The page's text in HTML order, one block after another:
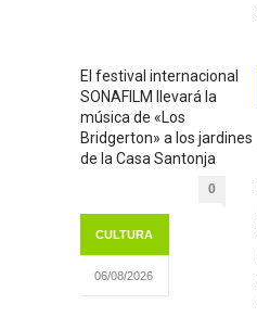
El festival internacional
SONAFILM llevará la
música de «Los
Bridgerton» a los jardines
de la Casa Santonja
0
CULTURA
06/08/2026